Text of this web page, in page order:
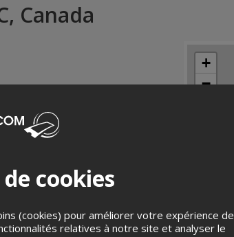
Canada
+
−
cookies
(cookies) pour améliorer votre expérience de
relatives à notre site et analyser le